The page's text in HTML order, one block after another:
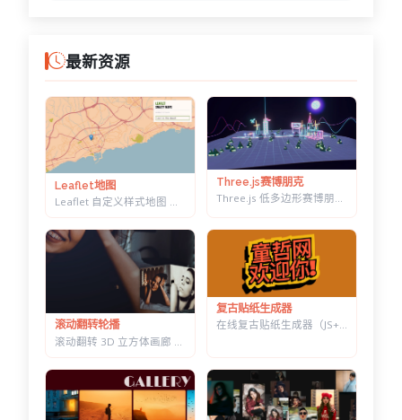
最新资源
Leaflet地图
Leaflet 自定义样式地图 — 十几套配色一键切换，带自动降级容错
Three.js赛博朋克
Three.js 低多边形赛博朋克村落 — 霓虹辉光夜景，五项参数实时可调
滚动翻转轮播
复古贴纸生成器
在线复古贴纸生成器（JS+CSS） — 改字换色调角度，一键导出透明底 PNG